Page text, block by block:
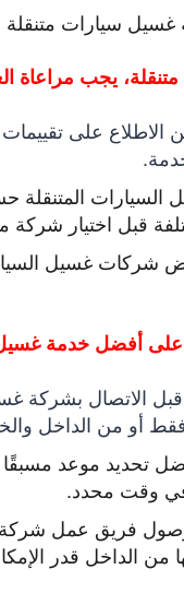
سيارات متنقلة
يجب مراعاة
الاطلاع على
المتنقلة
قبل اختيار شركة
شركات غسيل
على أفضل خدمة
قبل الاتصال بشركة
أو من الداخل
تحديد موعد
وقت محدد.
فريق عمل شركة
من الداخل قدر